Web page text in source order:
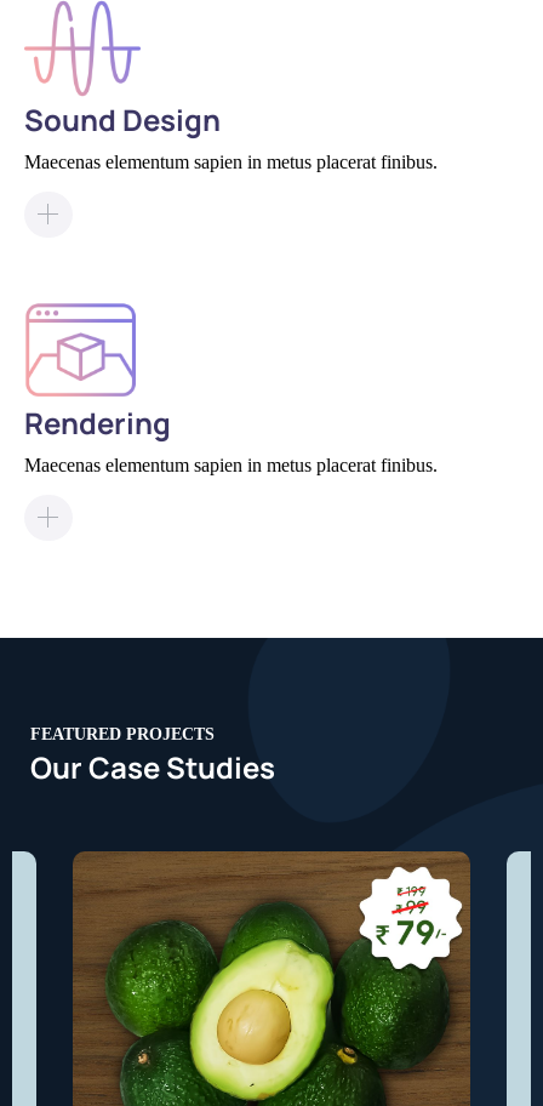
Sound Design
Maecenas elementum sapien in metus placerat finibus.
Rendering
Maecenas elementum sapien in metus placerat finibus.
FEATURED PROJECTS
Our Case Studies